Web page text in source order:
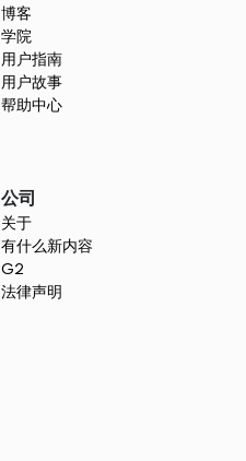
博客
学院
用户指南
用户故事
帮助中心
公司
关于
有什么新内容
G2
法律声明